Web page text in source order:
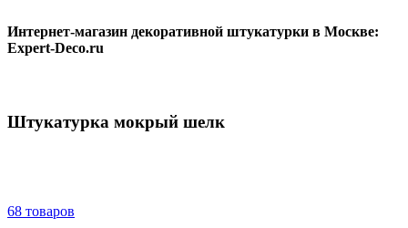
Интернет-магазин декоративной штукатурки в Москве:
Expert-Deco.ru
Штукатурка мокрый шелк
68 товаров